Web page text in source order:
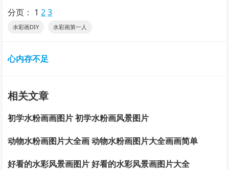
分页： 1 2 3
水彩画DIY 水彩画第一人
心内存不足
相关文章
初学水粉画画图片 初学水粉画风景图片
动物水粉画图片大全画 动物水粉画图片大全画画简单
好看的水彩风景画图片 好看的水彩风景画图片大全